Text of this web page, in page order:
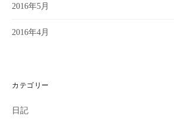
2016年5月
2016年4月
カテゴリー
日記